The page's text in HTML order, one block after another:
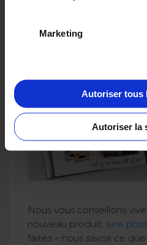
Marketing
Autoriser tous
Autoriser la
cliparts, cadres, filtres,
plans. Il suffit juste de
imagination pour créer de
Nous vous conseillons
nouveau produit: livre
faites – nous savoir ce